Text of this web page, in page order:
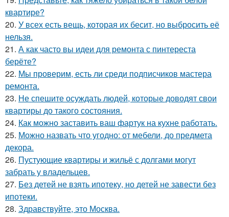
квартире?
20. У всех есть вещь, которая их бесит, но выбросить её
нельзя.
21. А как часто вы идеи для ремонта с пинтереста
берёте?
22. Мы проверим, есть ли среди подписчиков мастера
ремонта.
23. Не спешите осуждать людей, которые доводят свои
квартиры до такого состояния.
24. Как можно заставить ваш фартук на кухне работать.
25. Можно назвать что угодно: от мебели, до предмета
декора.
26. Пустующие квартиры и жильё с долгами могут
забрать у владельцев.
27. Без детей не взять ипотеку, но детей не завести без
ипотеки.
28. Здравствуйте, это Москва.